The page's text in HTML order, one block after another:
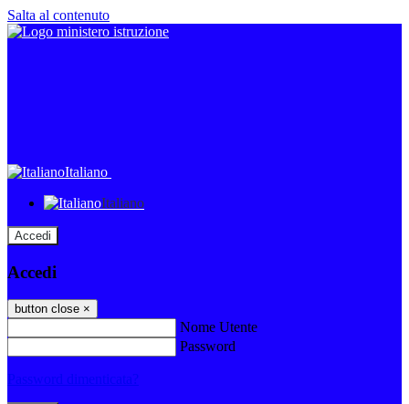
Salta al contenuto
Italiano
Italiano
Accedi
Accedi
button close ×
Nome Utente
Password
Password dimenticata?